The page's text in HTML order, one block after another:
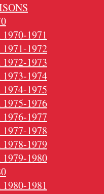
1970-1971
1971-1972
1972-1973
1973-1974
1974-1975
1975-1976
1976-1977
1977-1978
1978-1979
1979-1980
1980-1981